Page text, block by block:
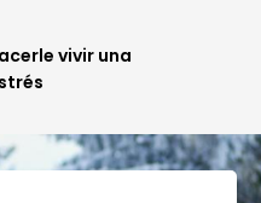
Clataud Sport y
de la experiencia de
vivir una